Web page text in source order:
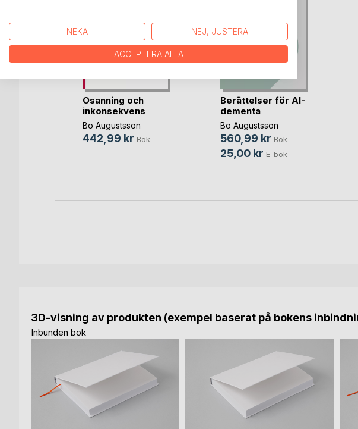
Osanning och
inkonsekvens
Bo Augustsson
442,99 kr Bok
Berättelser för AI-
dementa
Bo Augustsson
560,99 kr Bok
25,00 kr E-bok
3D-visning av produkten (exempel baserat på bokens
Inbunden bok
NEKA NEJ, JUSTERA
ACCEPTERA ALLA